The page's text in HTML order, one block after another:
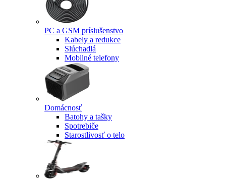
PC a GSM príslušenstvo
Kabely a redukce
Slúchadlá
Mobilné telefony
Domácnosť
Batohy a tašky
Spotrebiče
Starostlivosť o telo